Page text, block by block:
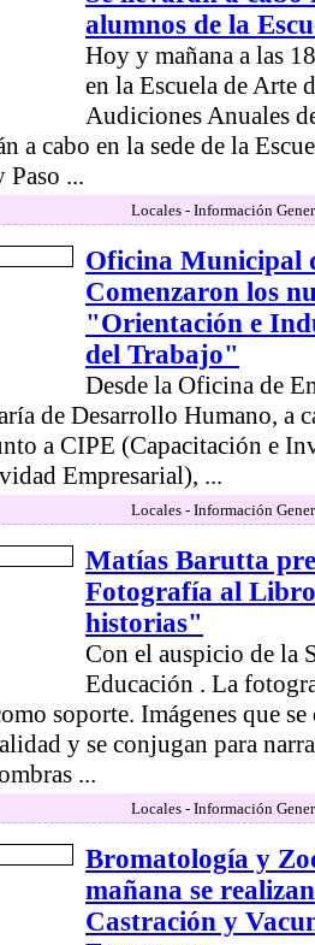
alumnos de la
Hoy y mañana a las
en la Escuela de Arte
Audiciones Anuales
a cabo en la sede de la
Paso ...
Locales - Información
Oficina Municipal
Comenzaron los
"Orientación e
del Trabajo"
Desde la Oficina de
de Desarrollo Humano, a
a CIPE (Capacitación e
Empresarial), ...
Locales - Información
Matías Barutta
Fotografía al
historias"
Con el auspicio de la
Educación . La
soporte. Imágenes que se
y se conjugan para
...
Locales - Información
Bromatología y
mañana se
Castración y